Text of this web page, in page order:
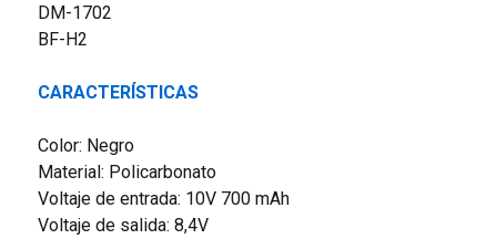
DM-1702
BF-H2
CARACTERÍSTICAS
Color: Negro
Material: Policarbonato
Voltaje de entrada: 10V 700 mAh
Voltaje de salida: 8,4V